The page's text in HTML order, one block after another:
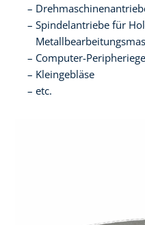
Spindelantriebe für
Computer-
Kleingebläse
etc.